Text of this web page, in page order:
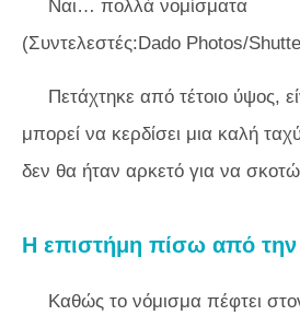
Ναι… πολλά νομίσματα
(Συντελεστές:Dado Photos/
Πετάχτηκε από τέτοιο ύψος,
μπορεί να κερδίσει μια καλή
δεν θα ήταν αρκετό για να
Η επιστήμη πίσω από
Καθώς το νόμισμα πέφτει